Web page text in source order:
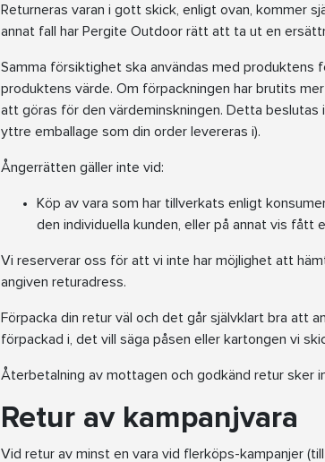
Returneras varan i gott skick, enligt ovan, kommer
annat fall har Pergite Outdoor rätt att ta ut en
Samma försiktighet ska användas med produktens
produktens värde. Om förpackningen har brutits
att göras för den värdeminskningen. Detta
yttre emballage som din order levereras i).
Ångerrätten gäller inte vid:
Köp av vara som har tillverkats enligt
den individuella kunden, eller på annat vis fått
Vi reserverar oss för att vi inte har möjlighet att
angiven returadress.
Förpacka din retur väl och det går självklart bra att
förpackad i, det vill säga påsen eller kartongen vi
Återbetalning av mottagen och godkänd retur sker
Retur av kampanjvara
Vid retur av minst en vara vid flerköps-kampanjer